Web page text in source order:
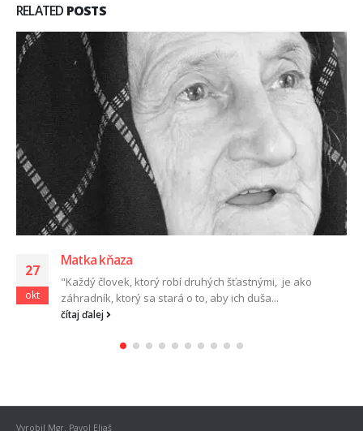
RELATED POSTS
27
okt
Matka kňaza
"Každý človek, ktorý robí druhých šťastnými, je ako
záhradník, ktorý sa stará o to, aby ich duša...
čítaj ďalej
Vyrobil Mgr. Pavol Eliaš